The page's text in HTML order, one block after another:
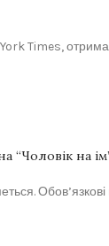
Times,
на